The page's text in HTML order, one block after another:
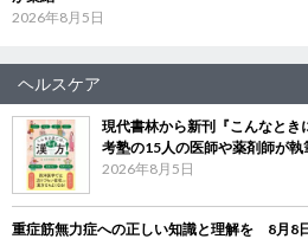
2026年8月5日
ヘルスケア
現代書林から新刊『こんなと
考塾の15人の医師や薬剤師が執
2026年8月5日
重症筋無力症への正しい知識と理解を 8月8